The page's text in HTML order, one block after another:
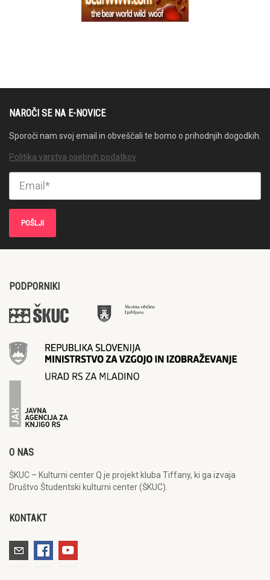
NAROČI SE NA E-NOVICE
Sporoči nam svoj email in obveščali te bomo o prihodnjih dogodkih.
Politika varstva osebnih podatkov
PODPORNIKI
O NAS
ŠKUC – Kulturni center Q je projekt kluba Tiffany, ki ga izvaja
Društvo Študentski kulturni center (ŠKUC).
KONTAKT